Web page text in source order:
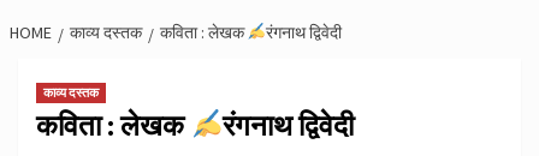
HOME काव्य दस्तक कविता : लेखक रंगनाथ द्विवेदी
काव्य दस्तक
कविता : लेखक रंगनाथ द्विवेदी